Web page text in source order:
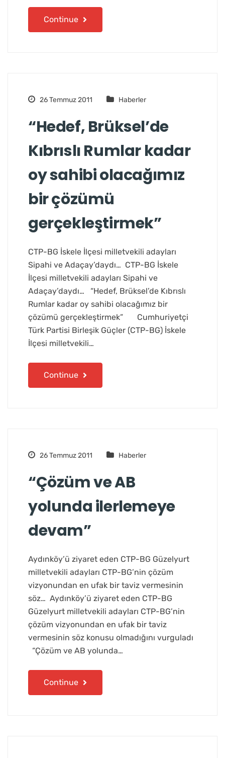
Continue
26 Temmuz 2011 Haberler
“Hedef, Brüksel’de
Kıbrıslı Rumlar kadar
oy sahibi olacağımız
bir çözümü
gerçekleştirmek”
CTP-BG İskele İlçesi milletvekili adayları
Sipahi ve Adaçay’daydı… CTP-BG İskele
İlçesi milletvekili adayları Sipahi ve
Adaçay’daydı… “Hedef, Brüksel’de Kıbrıslı
Rumlar kadar oy sahibi olacağımız bir
çözümü gerçekleştirmek” Cumhuriyetçi
Türk Partisi Birleşik Güçler (CTP-BG) İskele
İlçesi milletvekili…
Continue
26 Temmuz 2011 Haberler
“Çözüm ve AB
yolunda ilerlemeye
devam”
Aydınköy’ü ziyaret eden CTP-BG Güzelyurt
milletvekili adayları CTP-BG’nin çözüm
vizyonundan en ufak bir taviz vermesinin
söz… Aydınköy’ü ziyaret eden CTP-BG
Güzelyurt milletvekili adayları CTP-BG’nin
çözüm vizyonundan en ufak bir taviz
vermesinin söz konusu olmadığını vurguladı
“Çözüm ve AB yolunda…
Continue